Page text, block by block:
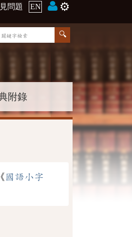
問題 EN ⚙️
附錄
國語小字